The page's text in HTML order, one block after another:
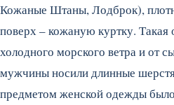
Кожаные Штаны, Лодброк),
поверх – кожаную куртку.
холодного морского ветра и от
мужчины носили длинные
предметом женской одежды